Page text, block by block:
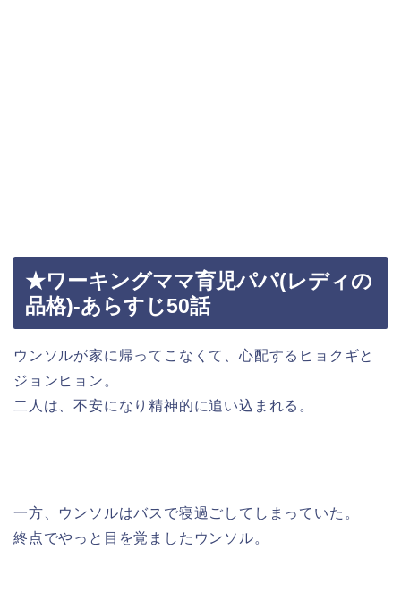
★ワーキングママ育児パパ(レディの
品格)-あらすじ50話
ウンソルが家に帰ってこなくて、心配するヒョクギと
ジョンヒョン。
二人は、不安になり精神的に追い込まれる。
一方、ウンソルはバスで寝過ごしてしまっていた。
終点でやっと目を覚ましたウンソル。